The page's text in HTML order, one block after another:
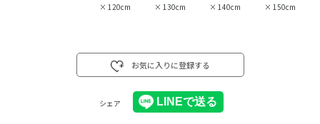
× 120cm × 130cm × 140cm × 150cm
お気に入りに登録する
シェア